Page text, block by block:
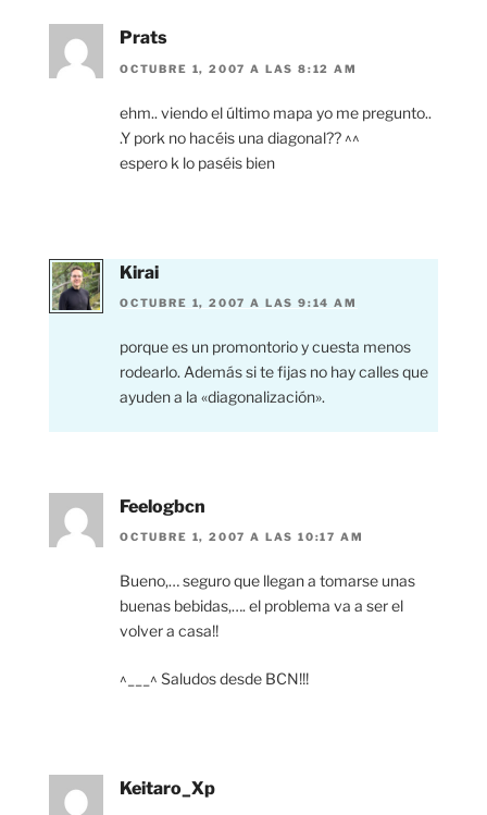
Prats
OCTUBRE 1, 2007 A LAS 8:12 AM
ehm.. viendo el último mapa yo me pregunto..
.Y pork no hacéis una diagonal?? ^^
espero k lo paséis bien
Kirai
OCTUBRE 1, 2007 A LAS 9:14 AM
porque es un promontorio y cuesta menos
rodearlo. Además si te fijas no hay calles que
ayuden a la «diagonalización».
Feelogbcn
OCTUBRE 1, 2007 A LAS 10:17 AM
Bueno,… seguro que llegan a tomarse unas
buenas bebidas,…. el problema va a ser el
volver a casa!!
^___^ Saludos desde BCN!!!
Keitaro_Xp